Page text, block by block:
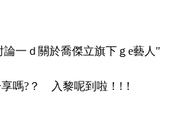
論一ｄ關於喬傑立旗下ｇe藝人"
嗎?？ 入黎呢到啦！!！